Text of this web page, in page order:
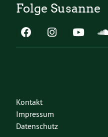
Folge Susanne
Kontakt
Impressum
Datenschutz